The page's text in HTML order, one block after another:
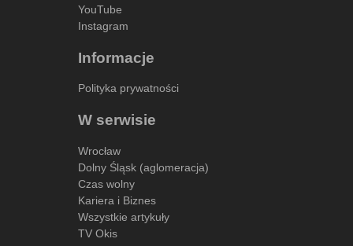
YouTube
Instagram
Informacje
Polityka prywatności
W serwisie
Wrocław
Dolny Śląsk (aglomeracja)
Czas wolny
Kariera i Biznes
Wszystkie artykuły
TV Okis